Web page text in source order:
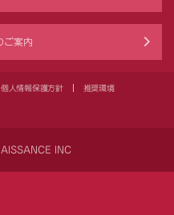
ご案内
個人情報保護方針 推奨環境
INC